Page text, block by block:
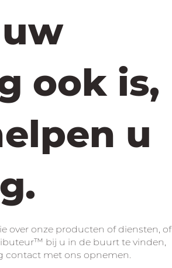
ook is,
u
over onze producten of diensten, of
bij u in de buurt te vinden,
contact met ons opnemen.